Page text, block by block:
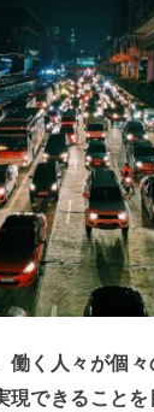
働く人々が個
現できることを